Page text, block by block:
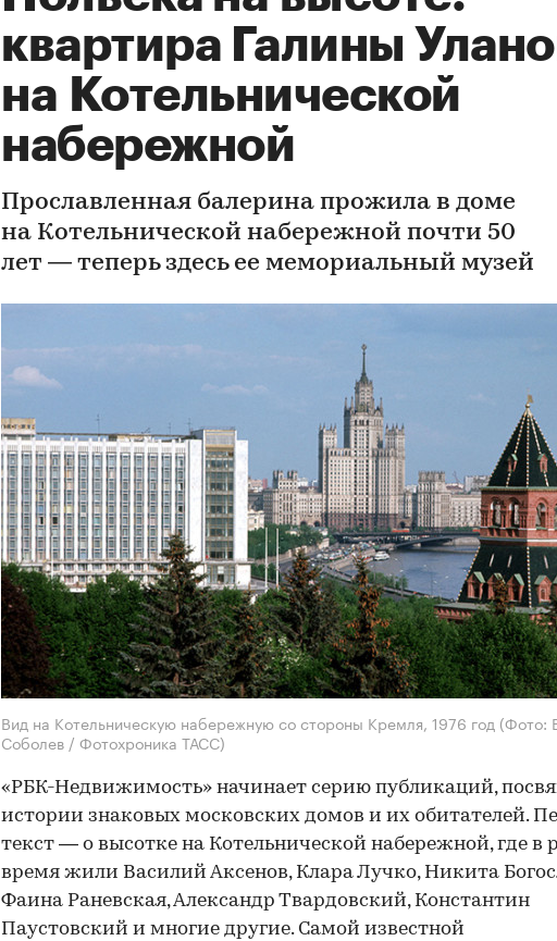
квартира Галины
на Котельнической
набережной
Прославленная балерина прожила в доме
на Котельнической набережной почти 50
лет — теперь здесь ее мемориальный музей
Вид на Котельническую набережную со стороны Кремля, 1976 год (Фото:
Соболев / Фотохроника ТАСС)
«РБК-Недвижимость» начинает серию публикаций,
истории знаковых московских домов и их обитателей.
текст — о высотке на Котельнической набережной, где в
время жили Василий Аксенов, Клара Лучко, Никита
Фаина Раневская, Александр Твардовский, Константин
Паустовский и многие другие. Самой известной